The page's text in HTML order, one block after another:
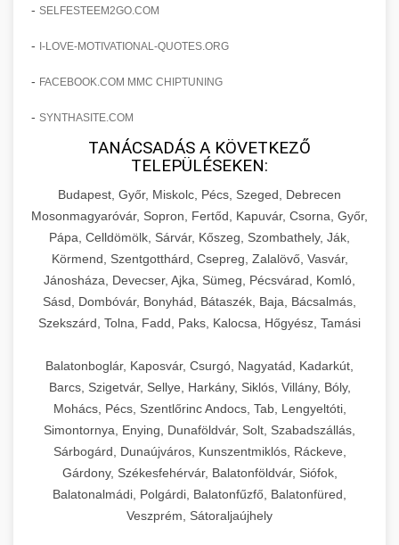
amelyek valós eredményeket hoznak.
szonyegtisztito.net
marketing stratégiai tervrajz
útjáról, bemutatva az utat a küzdő praxistól a
virágzó vállalkozásig 150%-os növekedéssel.
klinika átalakulási történet
Érdeklődés 150%-os Fokozása
Technikák és módszerek a páciensek
érdeklődésének és elkötelezettségének drámai
növeléséhez. Egy 150%-os fellendülési
esettanulmány gyakorlati betekintésekkel.
weboldal-keszites.co
elkötelezettség erősítési módszerek
🎮 19. AI Google Ads és Meta
Kampány Kezelés
Fejlett AI-alapú Google Ads és Meta hirdetési
kampánykezelés. Optimalizálja hirdetési
költségvetését gépi tanulással és
automatizálással.
aikampany.hu AI hirdetési automatizálás
🍞 20. Ipari Dagasztógép +
Professzionális ipari dagasztógépek és
tésztakeverő gépek pékségek és kereskedelmi
konyhák számára. Masszív konstrukció
megbízható teljesítményhez.
chef-iparikonyhagepek.hu
kereskedelmi tésztakeverő
🔪 21. Ipari Szeletelőgép +
Ipari hús- és sajtszeletelő gépek professzionális
élelmiszer-előkészítéshez. Precíziós vágás
állítható vastagság beállítással.
chef-iparikonyhagepek.hu
professzionális élelmiszer szeletelő
📦 22. Vákuumozó Gép +
Kereskedelmi vákuumcsomagoló berendezések
élelmiszerek tartósításához. Hosszabbítsa a
szavatossági időt és tartsa meg a termék
frissességét.
🎁 23. Vákuumfóliázó Gép +
Ipari vákuumfóliázó gépek professzionális
- SELFESTEEM2GO.COM
- I-LOVE-MOTIVATIONAL-QUOTES.ORG
- FACEBOOK.COM MMC CHIPTUNING
- SYNTHASITE.COM
TANÁCSADÁS A KÖVETKEZŐ
TELEPÜLÉSEKEN:
Budapest, Győr, Miskolc, Pécs, Szeged, Debrecen
Mosonmagyaróvár, Sopron, Fertőd, Kapuvár, Csorna, Győr,
Pápa, Celldömölk, Sárvár, Kőszeg, Szombathely, Ják,
Körmend, Szentgotthárd, Csepreg, Zalalövő, Vasvár,
Jánosháza, Devecser, Ajka, Sümeg, Pécsvárad, Komló,
Sásd, Dombóvár, Bonyhád, Bátaszék, Baja, Bácsalmás,
Szekszárd, Tolna, Fadd, Paks, Kalocsa, Hőgyész, Tamási
Balatonboglár, Kaposvár, Csurgó, Nagyatád, Kadarkút,
Barcs, Szigetvár, Sellye, Harkány, Siklós, Villány, Bóly,
Mohács, Pécs, Szentlőrinc Andocs, Tab, Lengyeltóti,
Simontornya, Enying, Dunaföldvár, Solt, Szabadszállás,
Sárbogárd, Dunaújváros, Kunszentmiklós, Ráckeve,
Gárdony, Székesfehérvár, Balatonföldvár, Siófok,
Balatonalmádi, Polgárdi, Balatonfűzfő, Balatonfüred,
Veszprém, Sátoraljaújhely